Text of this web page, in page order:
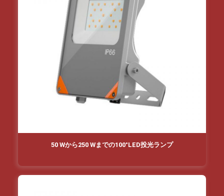
50 Wから250 Wまでの100°LED投光ランプ